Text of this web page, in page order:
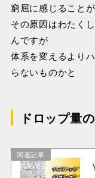
窮屈に感じることが
その原因はわたく
んですが
体系を変えるより
らないものかと
ドロップ量
関連記事